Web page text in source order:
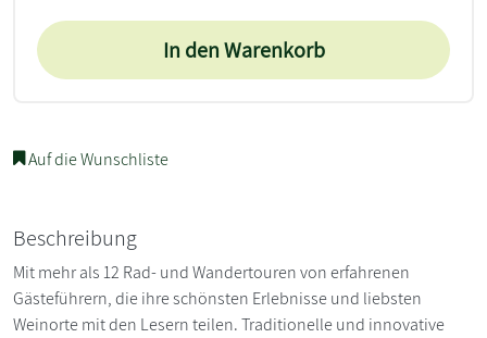
In den Warenkorb
Auf die Wunschliste
Beschreibung
Mit mehr als 12 Rad- und Wandertouren von erfahrenen
Gästeführern, die ihre schönsten Erlebnisse und liebsten
Weinorte mit den Lesern teilen. Traditionelle und innovative